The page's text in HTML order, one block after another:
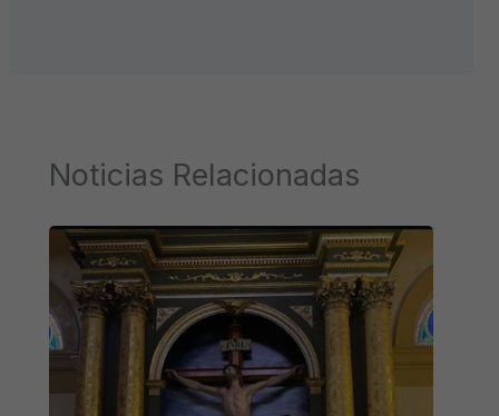
Noticias Relacionadas